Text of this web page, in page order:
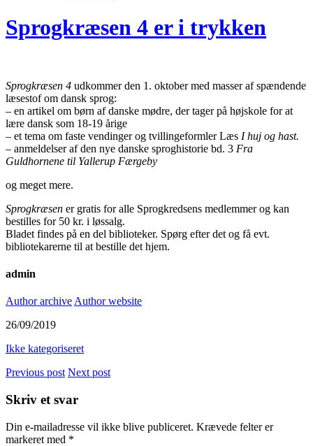
Sprogkræsen 4 er i trykken
Sprogkræsen 4 udkommer den 1. oktober med masser af spændende
læsestof om dansk sprog:
– en artikel om børn af danske mødre, der tager på højskole for at
lære dansk som 18-19 årige
– et tema om faste vendinger og tvillingeformler Læs I huj og hast.
– anmeldelser af den nye danske sproghistorie bd. 3 Fra
Guldhornene til Yallerup Færgeby
og meget mere.
Sprogkræsen er gratis for alle Sprogkredsens medlemmer og kan
bestilles for 50 kr. i løssalg.
Bladet findes på en del biblioteker. Spørg efter det og få evt.
bibliotekarerne til at bestille det hjem.
admin
Author archive Author website
26/09/2019
Ikke kategoriseret
Previous post Next post
Skriv et svar
Din e-mailadresse vil ikke blive publiceret. Krævede felter er
markeret med *